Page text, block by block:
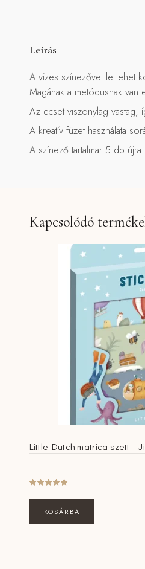
Leírás
A vizes színezővel le lehet
Magának a metódusnak van
Az ecset viszonylag
A kreatív füzet használata
A színező tartalma: 5 db
Kapcsolódó
Little Dutch matrica szett –
KOSÁRBA